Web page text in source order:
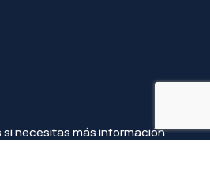
necesitas más información